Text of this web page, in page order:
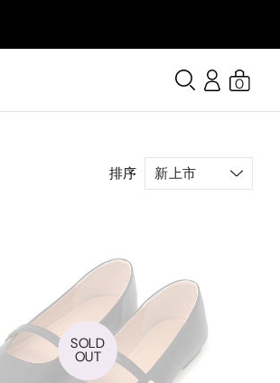
0
排序
SOLD
OUT